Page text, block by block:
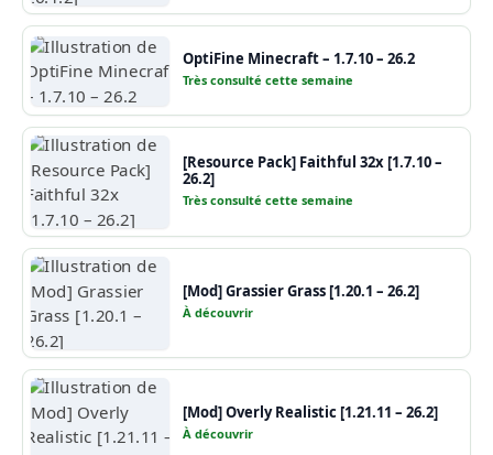
OptiFine Minecraft – 1.7.10 – 26.2
Très consulté cette semaine
[Resource Pack] Faithful 32x [1.7.10 –
26.2]
Très consulté cette semaine
[Mod] Grassier Grass [1.20.1 – 26.2]
À découvrir
[Mod] Overly Realistic [1.21.11 – 26.2]
À découvrir